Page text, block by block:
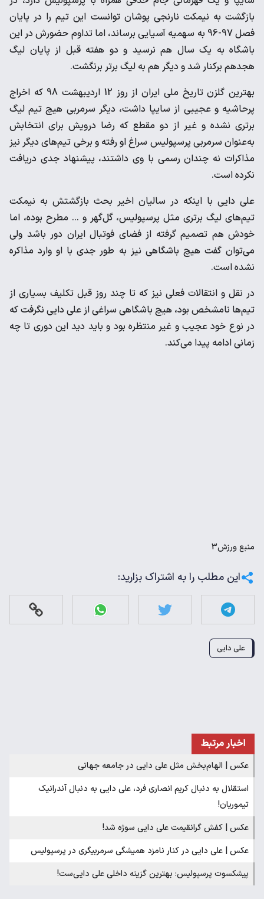
بازگشت به نیمکت نارنجی پوشان توانست این تیم را در پایان
فصل 97-96 به سهمیه آسیایی برساند، اما تداوم حضورش در این
باشگاه به یک سال هم نرسید و دو هفته قبل از پایان لیگ
هجدهم برکنار شد و دیگر هم به لیگ برتر برنگشت.
بهترین گلزن تاریخ ملی ایران از روز 12 اردیبهشت 98 که اخراج
پرحاشیه و عجیبی از سایپا داشت، دیگر سرمربی هیچ تیم لیگ
برتری نشده و غیر از دو مقطع که رضا درویش برای انتخابش
به‌عنوان سرمربی پرسپولیس سراغ او رفته و برخی تیم‌های دیگر نیز
مذاکرات نه چندان رسمی با وی داشتند، پیشنهاد جدی دریافت
نکرده است.
علی دایی با اینکه در سالیان اخیر بحث بازگشتش به نیمکت
تیم‌های لیگ برتری مثل پرسپولیس، گل‌گهر و ... مطرح بوده، اما
خودش هم تصمیم گرفته از فضای فوتبال ایران دور باشد ولی
می‌توان گفت هیچ باشگاهی نیز به طور جدی با او وارد مذاکره
نشده است.
در نقل و انتقالات فعلی نیز که تا چند روز قبل تکلیف بسیاری از
تیم‌ها نامشخص بود، هیچ باشگاهی سراغی از علی دایی نگرفت که
در نوع خود عجیب و غیر منتظره بود و باید دید این دوری تا چه
زمانی ادامه پیدا می‌کند.
منبعورزش3
این مطلب را به اشتراک بزارید:
علی دایی
اخبار مرتبط
عکس | الهام‌بخش مثل علی دایی در جامعه جهانی
استقلال به دنبال کریم انصاری فرد، علی دایی به دنبال آندرانیک
تیموریان!
عکس | کفش گرانقیمت علی دایی سوژه شد!
عکس | علی دایی در کنار نامزد همیشگی سرمربیگری در پرسپولیس
پیشکسوت پرسپولیس: بهترین گزینه داخلی علی دایی‌ست!